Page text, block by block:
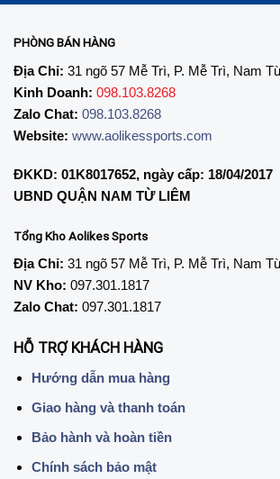
PHÒNG BÁN HÀNG
Địa Chỉ: 31 ngõ 57 Mễ Trì, P. Mễ Trì, Nam
Kinh Doanh: 098.103.8268
Zalo Chat: 098.103.8268
Website: www.aolikessports.com
ĐKKD: 01K8017652, ngày cấp: 18/04/2017
UBND QUẬN NAM TỪ LIÊM
Tổng Kho Aolikes Sports
Địa Chỉ: 31 ngõ 57 Mễ Trì, P. Mễ Trì, Nam
NV Kho: 097.301.1817
Zalo Chat: 097.301.1817
HỖ TRỢ KHÁCH HÀNG
Hướng dẫn mua hàng
Giao hàng và thanh toán
Bảo hành và hoàn tiền
Chính sách bảo mật